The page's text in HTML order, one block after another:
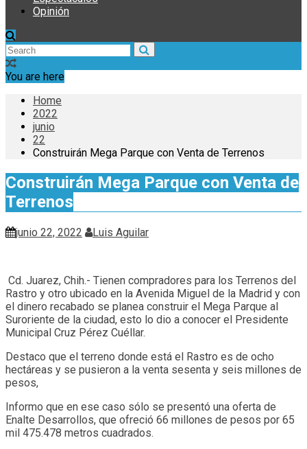
Opinión
You are here
Home
2022
junio
22
Construirán Mega Parque con Venta de Terrenos
Construirán Mega Parque con Venta de
Terrenos
junio 22, 2022 Luis Aguilar
Cd. Juarez, Chih.- Tienen compradores para los Terrenos del
Rastro y otro ubicado en la Avenida Miguel de la Madrid y con
el dinero recabado se planea construir el Mega Parque al
Suroriente de la ciudad, esto lo dio a conocer el Presidente
Municipal Cruz Pérez Cuéllar.
Destaco que el terreno donde está el Rastro es de ocho
hectáreas y se pusieron a la venta sesenta y seis millones de
pesos,
Informo que en ese caso sólo se presentó una oferta de
Enalte Desarrollos, que ofreció 66 millones de pesos por 65
mil 475.478 metros cuadrados.